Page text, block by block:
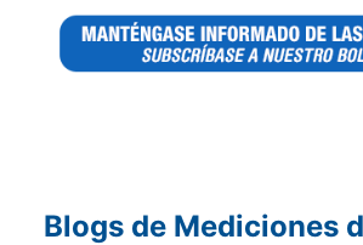
Blogs de Mediciones